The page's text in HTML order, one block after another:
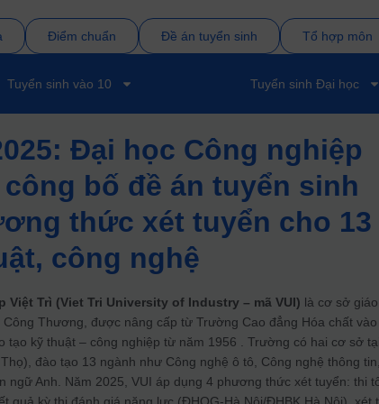
Điểm chuẩn Đề án tuyển sinh Tổ hợp môn
Tuyển sinh vào 10 Tuyển sinh Đại học
Đại học Công nghiệp
công bố đề án tuyển sinh
thức xét tuyển cho 13
công nghệ
Trì (Viet Tri University of Industry – mã VUI) là cơ sở
Thương, được nâng cấp từ Trường Cao đẳng Hóa chất vào
tạo kỹ thuật – công nghiệp từ năm 1956 . Trường có hai cơ sở tại
đào tạo 13 ngành như Công nghệ ô tô, Công nghệ thông
ngữ Anh. Năm 2025, VUI áp dụng 4 phương thức xét tuyển: thi